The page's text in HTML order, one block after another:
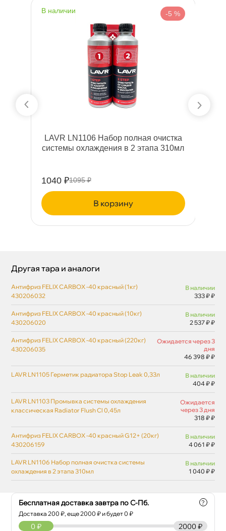
наличии -5 %
LAVR LN1106 Набор полная очистка
системы охлаждения в 2 этапа 310мл
1040 ₽1095 ₽
корзину
Бесплатная доставка завтра по С-Пб.
Доставка200 ₽, еще2000 ₽ и будет 0 ₽
?
2000 ₽
0 ₽
Другая тара и аналоги
Антифриз FELIX CARBOX -40 красный (1кг)
430206032
наличии
333 ₽ ₽
Антифриз FELIX CARBOX -40 красный (10кг)
430206020
наличии
2 537 ₽ ₽
Антифриз FELIX CARBOX -40 красный (220кг)
430206035
Ожидается через 3
дня
46 398 ₽ ₽
LAVR LN1105 Герметик радиатора Stop Leak 0,33л
наличии
404 ₽ ₽
LAVR LN1103 Промывка системы охлаждения
классическая Radiator Flush Cl 0,45л
Ожидается
через 3 дня
318 ₽ ₽
Антифриз FELIX CARBOX -40 красный G12+ (20кг)
430206159
наличии
4 061 ₽ ₽
LAVR LN1106 Набор полная очистка системы
охлаждения в 2 этапа 310мл
наличии
1 040 ₽ ₽